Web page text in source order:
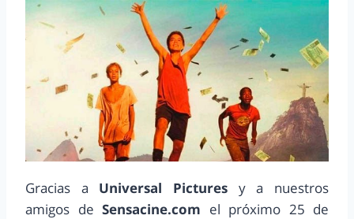
Gracias a Universal Pictures y a nuestros
amigos de Sensacine.com el próximo 25 de